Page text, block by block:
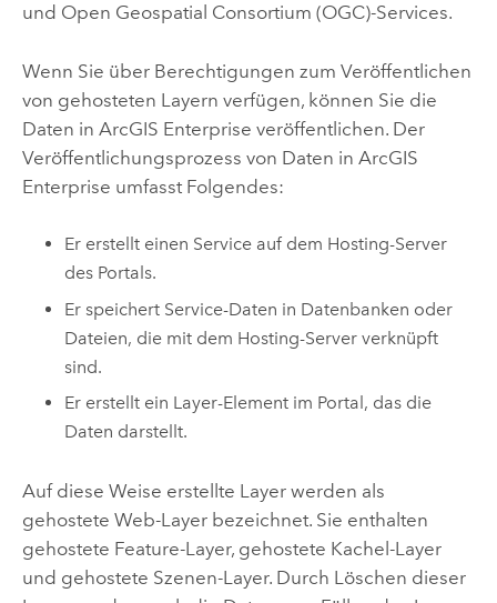
und Open Geospatial Consortium (OGC)-Services.
Wenn Sie über Berechtigungen zum Veröffentlichen
von gehosteten Layern verfügen, können Sie die
Daten in ArcGIS Enterprise veröffentlichen. Der
Veröffentlichungsprozess von Daten in ArcGIS
Enterprise umfasst Folgendes:
Er erstellt einen Service auf dem Hosting-Server
des Portals.
Er speichert Service-Daten in Datenbanken oder
Dateien, die mit dem Hosting-Server verknüpft
sind.
Er erstellt ein Layer-Element im Portal, das die
Daten darstellt.
Auf diese Weise erstellte Layer werden als
gehostete Web-Layer bezeichnet. Sie enthalten
gehostete Feature-Layer, gehostete Kachel-Layer
und gehostete Szenen-Layer. Durch Löschen dieser